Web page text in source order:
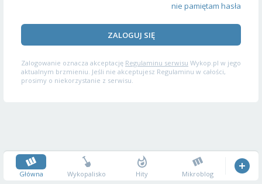
nie pamiętam hasła
ZALOGUJ SIĘ
Zalogowanie oznacza akceptację Regulaminu serwisu Wykop.pl w jego
aktualnym brzmieniu. Jeśli nie akceptujesz Regulaminu w całości,
prosimy o niekorzystanie z serwisu.
Główna Wykopalisko Hity Mikroblog